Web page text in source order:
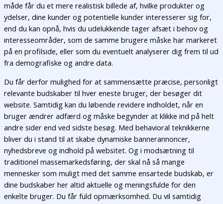
måde får du et mere realistisk billede af, hvilke produkter og
ydelser, dine kunder og potentielle kunder interesserer sig for,
end du kan opnå, hvis du udelukkende tager afsæt i behov og
interesseområder, som de samme brugere måske har markeret
på en profilside, eller som du eventuelt analyserer dig frem til ud
fra demografiske og andre data.
Du får derfor mulighed for at sammensætte præcise, personligt
relevante budskaber til hver eneste bruger, der besøger dit
website. Samtidig kan du løbende revidere indholdet, når en
bruger ændrer adfærd og måske begynder at klikke ind på helt
andre sider end ved sidste besøg. Med behavioral teknikkerne
bliver du i stand til at skabe dynamiske bannerannoncer,
nyhedsbreve og indhold på websitet. Og i modsætning til
traditionel massemarkedsføring, der skal nå så mange
mennesker som muligt med det samme ensartede budskab, er
dine budskaber her altid aktuelle og meningsfulde for den
enkelte bruger. Du får fuld opmærksomhed. Du vil samtidig